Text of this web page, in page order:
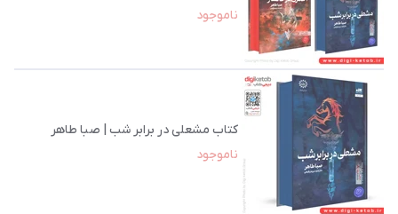
ناموجود
کتاب مشعلی در برابر شب | صبا طاهر
ناموجود